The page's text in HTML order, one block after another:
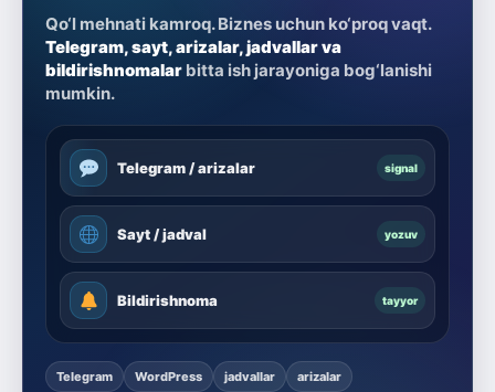
Qo‘l mehnati kamroq. Biznes uchun ko‘proq vaqt.
Telegram, sayt, arizalar, jadvallar va
bildirishnomalar bitta ish jarayoniga bog‘lanishi
mumkin.
Telegram / arizalar signal
Sayt / jadval yozuv
Bildirishnoma tayyor
Telegram WordPress jadvallar
arizalar